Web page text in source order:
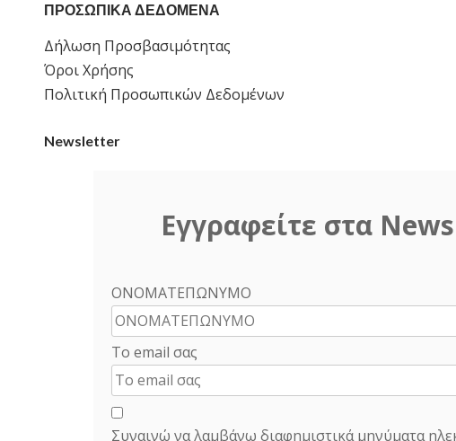
ΠΡΟΣΩΠΙΚΑ ΔΕΔΟΜΕΝΑ
Δήλωση Προσβασιμότητας
Όροι Χρήσης
Πολιτική Προσωπικών Δεδομένων
Newsletter
Εγγραφείτε στα
ΟΝΟΜΑΤΕΠΩΝΥΜΟ
Το email σας
Συναινώ να λαμβάνω διαφημιστικά μηνύματα